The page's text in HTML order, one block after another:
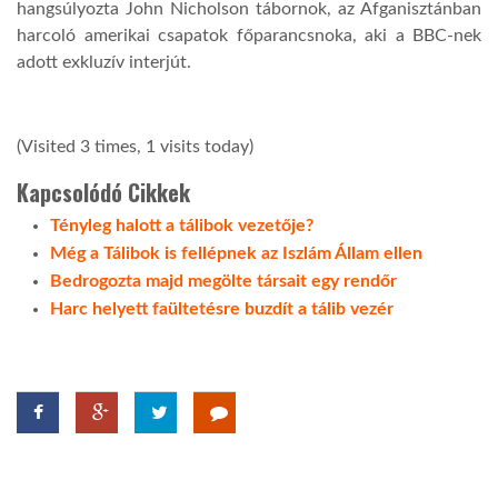
hangsúlyozta John Nicholson tábornok, az Afganisztánban
harcoló amerikai csapatok főparancsnoka, aki a BBC-nek
adott exkluzív interjút.
(Visited 3 times, 1 visits today)
Kapcsolódó Cikkek
Tényleg halott a tálibok vezetője?
Még a Tálibok is fellépnek az Iszlám Állam ellen
Bedrogozta majd megölte társait egy rendőr
Harc helyett faültetésre buzdít a tálib vezér